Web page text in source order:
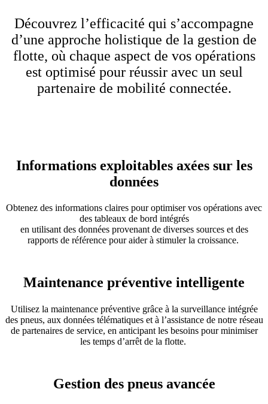
Découvrez l’efficacité qui s’accompagne
d’une approche holistique de la gestion de
flotte, où chaque aspect de vos opérations
est optimisé pour réussir avec un seul
partenaire de mobilité connectée.
Informations exploitables axées sur les
données
Obtenez des informations claires pour optimiser vos opérations avec
des tableaux de bord intégrés
en utilisant des données provenant de diverses sources et des
rapports de référence pour aider à stimuler la croissance.
Maintenance préventive intelligente
Utilisez la maintenance préventive grâce à la surveillance intégrée
des pneus, aux données télématiques et à l’assistance de notre réseau
de partenaires de service, en anticipant les besoins pour minimiser
les temps d’arrêt de la flotte.
Gestion des pneus avancée